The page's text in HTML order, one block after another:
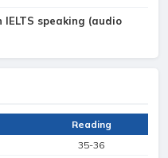
IELTS speaking (audio
Reading
35-36